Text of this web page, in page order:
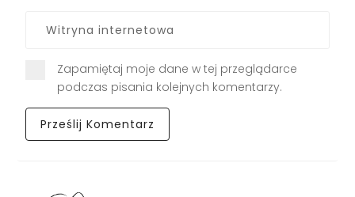
Zapamiętaj moje dane w tej przeglądarce
podczas pisania kolejnych komentarzy.